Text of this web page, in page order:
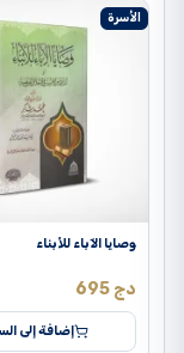
الأسرة
وصايا الآباء للأبناء
695 دج
إضافة إلى